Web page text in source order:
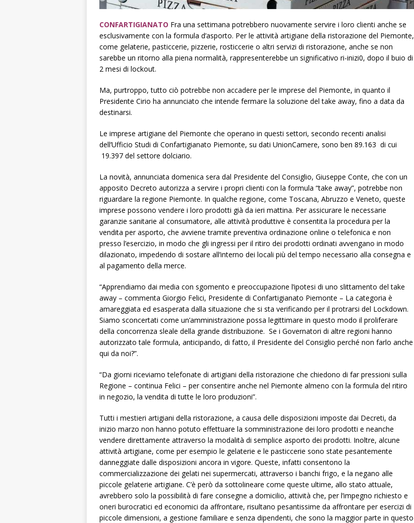
CONFARTIGIANATO Fra una settimana potrebbero nuovamente servire i loro clienti anche se
esclusivamente con la formula d’asporto. Per le attività artigiane della ristorazione del Piemonte,
come gelaterie, pasticcerie, pizzerie, rosticcerie o altri servizi di ristorazione, anche se non
sarebbe un ritorno alla piena normalità, rappresenterebbe un significativo ri-inizi0, dopo il buio di
2 mesi di lockout.
Ma, purtroppo, tutto ciò potrebbe non accadere per le imprese del Piemonte, in quanto il
Presidente Cirio ha annunciato che intende fermare la soluzione del take away, fino a data da
destinarsi.
Le imprese artigiane del Piemonte che operano in questi settori, secondo recenti analisi
dell’Ufficio Studi di Confartigianato Piemonte, su dati UnionCamere, sono ben 89.163 di cui
19.397 del settore dolciario.
La novità, annunciata domenica sera dal Presidente del Consiglio, Giuseppe Conte, che con un
apposito Decreto autorizza a servire i propri clienti con la formula “take away”, potrebbe non
riguardare la regione Piemonte. In qualche regione, come Toscana, Abruzzo e Veneto, queste
imprese possono vendere i loro prodotti già da ieri mattina. Per assicurare le necessarie
garanzie sanitarie al consumatore, alle attività produttive è consentita la procedura per la
vendita per asporto, che avviene tramite preventiva ordinazione online o telefonica e non
presso l’esercizio, in modo che gli ingressi per il ritiro dei prodotti ordinati avvengano in modo
dilazionato, impedendo di sostare all’interno dei locali più del tempo necessario alla consegna e
al pagamento della merce.
“Apprendiamo dai media con sgomento e preoccupazione l’ipotesi di uno slittamento del take
away – commenta Giorgio Felici, Presidente di Confartigianato Piemonte – La categoria è
amareggiata ed esasperata dalla situazione che si sta verificando per il protrarsi del Lockdown.
Siamo sconcertati come un’amministrazione possa legittimare in questo modo il proliferare
della concorrenza sleale della grande distribuzione. Se i Governatori di altre regioni hanno
autorizzato tale formula, anticipando, di fatto, il Presidente del Consiglio perché non farlo anche
qui da noi?”.
“Da giorni riceviamo telefonate di artigiani della ristorazione che chiedono di far pressioni sulla
Regione – continua Felici – per consentire anche nel Piemonte almeno con la formula del ritiro
in negozio, la vendita di tutte le loro produzioni”.
Tutti i mestieri artigiani della ristorazione, a causa delle disposizioni imposte dai Decreti, da
inizio marzo non hanno potuto effettuare la somministrazione dei loro prodotti e neanche
vendere direttamente attraverso la modalità di semplice asporto dei prodotti. Inoltre, alcune
attività artigiane, come per esempio le gelaterie e le pasticcerie sono state pesantemente
danneggiate dalle disposizioni ancora in vigore. Queste, infatti consentono la
commercializzazione dei gelati nei supermercati, attraverso i banchi frigo, e la negano alle
piccole gelaterie artigiane. C’è però da sottolineare come queste ultime, allo stato attuale,
avrebbero solo la possibilità di fare consegne a domicilio, attività che, per l’impegno richiesto e
oneri burocratici ed economici da affrontare, risultano pesantissime da affrontare per esercizi di
piccole dimensioni, a gestione familiare e senza dipendenti, che sono la maggior parte in questo